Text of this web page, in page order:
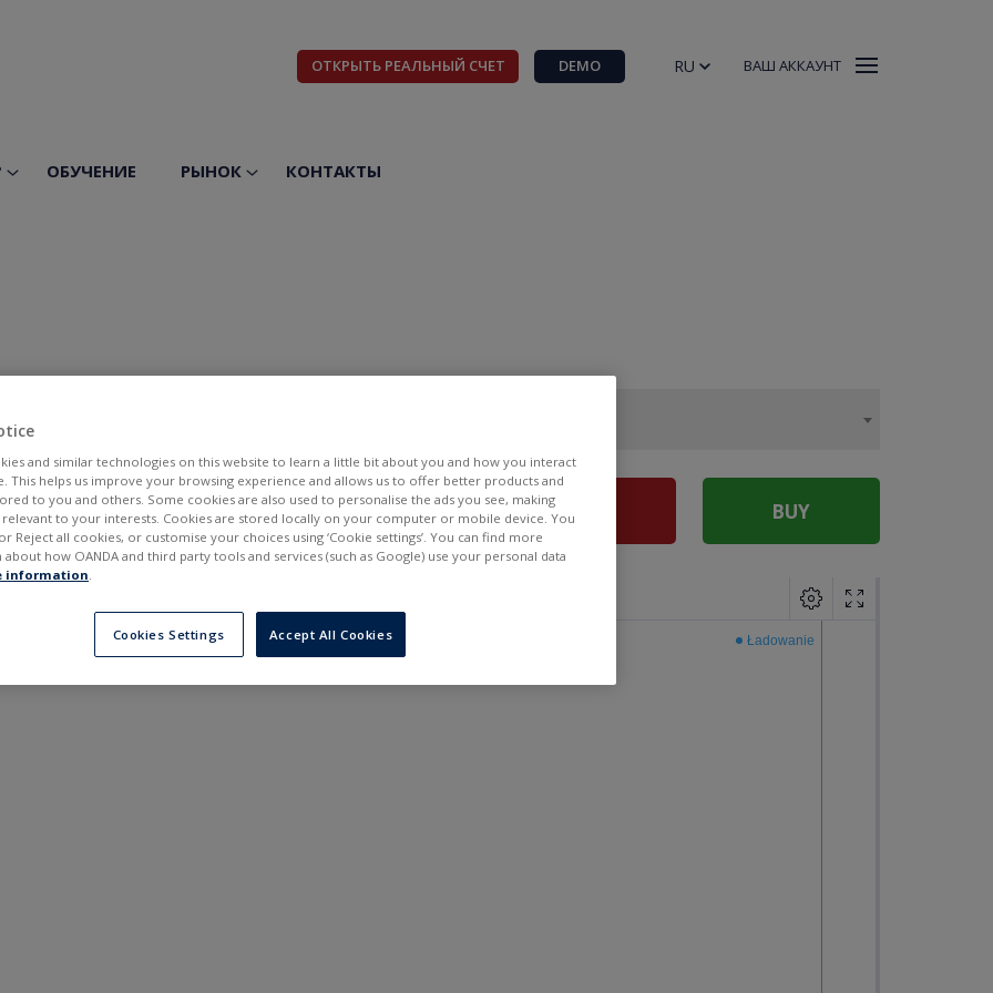
ОТКРЫТЬ РЕАЛЬНЫЙ СЧЕТ DEMO RU ВАШ АККАУНТ
ОБУЧЕНИЕ РЫНОК КОНТАКТЫ
30 дней 6 месяцев
БИД
---
АСК
--- SELL BUY
and similar technologies on this website to learn a little bit about you and how you interact
This helps us improve your browsing experience and allows us to offer better products and
to you and others. Some cookies are also used to personalise the ads you see, making
to your interests. Cookies are stored locally on your computer or mobile device. You
Reject all cookies, or customise your choices using ‘Cookie settings’. You can find more
how OANDA and third party tools and services (such as Google) use your personal data
information
Cookies Settings Accept All Cookies